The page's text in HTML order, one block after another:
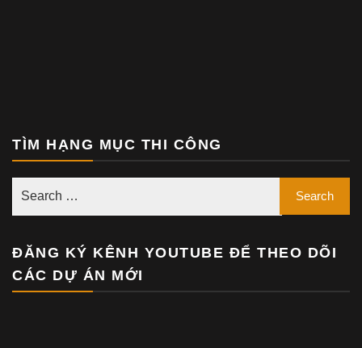
TÌM HẠNG MỤC THI CÔNG
ĐĂNG KÝ KÊNH YOUTUBE ĐỂ THEO DÕI
CÁC DỰ ÁN MỚI